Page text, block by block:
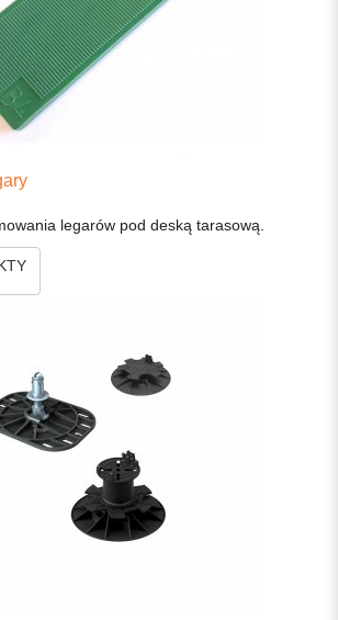
legarów pod deską tarasową.